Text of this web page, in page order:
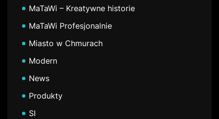
MaTaWi – Kreatywne historie
MaTaWi Profesjonalnie
Miasto w Chmurach
Modern
News
Produkty
SI